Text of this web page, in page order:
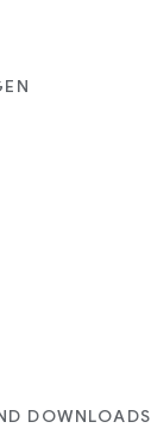
DOWNLOADS